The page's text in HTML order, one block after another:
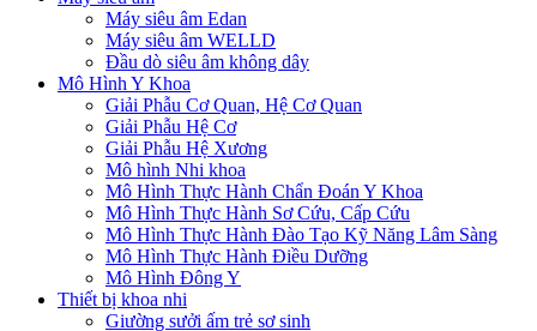
Máy siêu âm Edan
Máy siêu âm WELLD
Đầu dò siêu âm không dây
Mô Hình Y Khoa
Giải Phẫu Cơ Quan, Hệ Cơ Quan
Giải Phẫu Hệ Cơ
Giải Phẫu Hệ Xương
Mô hình Nhi khoa
Mô Hình Thực Hành Chẩn Đoán Y Khoa
Mô Hình Thực Hành Sơ Cứu, Cấp Cứu
Mô Hình Thực Hành Đào Tạo Kỹ Năng Lâm Sàng
Mô Hình Thực Hành Điều Dưỡng
Mô Hình Đông Y
Thiết bị khoa nhi
Giường sưởi ấm trẻ sơ sinh